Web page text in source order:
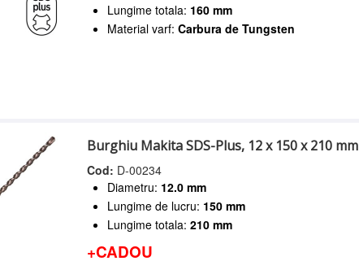
Lungime totala: 160 mm
Material varf:Carbura de Tungsten
Burghiu Makita SDS-Plus, 12 x 150 x 210 mm
Cod: D-00234
Diametru: 12.0 mm
Lungime de lucru: 150 mm
Lungime totala:210 mm
+CADOU